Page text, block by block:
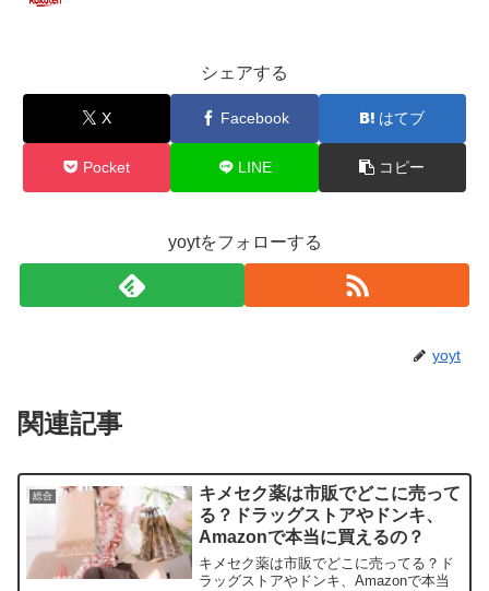
シェアする
X Facebook はてブ
Pocket LINE コピー
yoytをフォローする
yoyt
関連記事
総合
キメセク薬は市販でどこに売って
る？ドラッグストアやドンキ、
Amazonで本当に買えるの？
キメセク薬は市販でどこに売ってる？ド
ラッグストアやドンキ、Amazonで本当